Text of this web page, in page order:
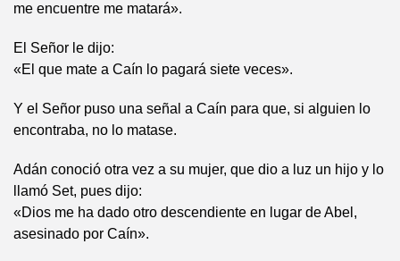
me encuentre me matará».
El Señor le dijo:
«El que mate a Caín lo pagará siete veces».
Y el Señor puso una señal a Caín para que, si alguien lo
encontraba, no lo matase.
Adán conoció otra vez a su mujer, que dio a luz un hijo y lo
llamó Set, pues dijo:
«Dios me ha dado otro descendiente en lugar de Abel,
asesinado por Caín».